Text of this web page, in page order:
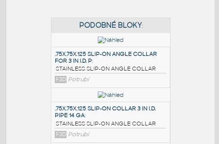
PODOBNÉ BLOKY
.75X.75X.125 SLIP-ON ANGLE COLLAR
FOR 3 IN I.D. P